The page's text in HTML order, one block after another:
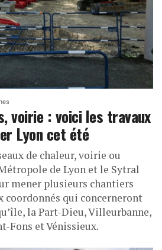
voirie : voici les travaux
Lyon cet été
de chaleur, voirie ou
de Lyon et le Sytral
mener plusieurs chantiers
coordonnés qui concerneront
la Part-Dieu, Villeurbanne,
Fons et Vénissieux.